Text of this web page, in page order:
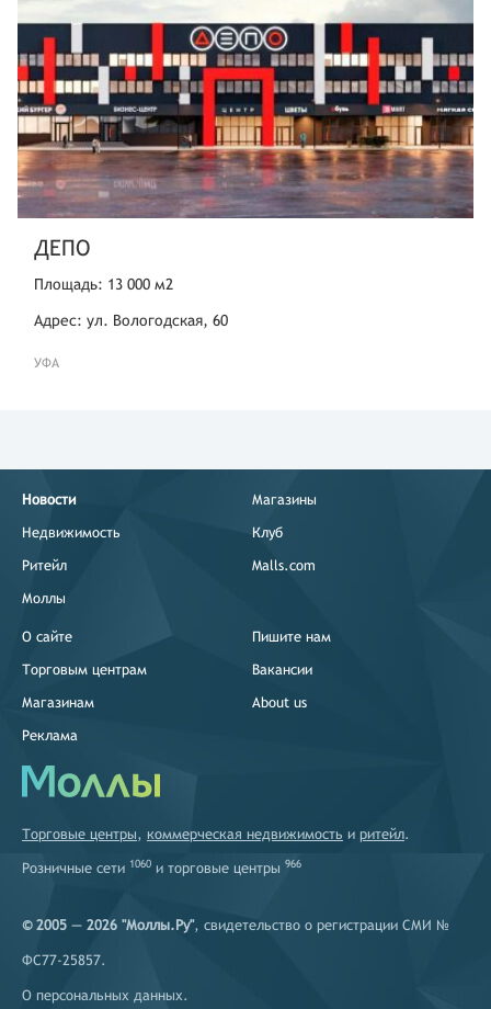
ДЕПО
Площадь: 13 000 м2
Адрес: ул. Вологодская, 60
УФА
Новости
Недвижимость
Ритейл
Моллы
Магазины
Клуб
Malls.com
О сайте
Торговым центрам
Магазинам
Реклама
Пишите нам
Вакансии
About us
Торговые центры, коммерческая недвижимость и ритейл.
Розничные сети 1060 и торговые центры 966
© 2005 — 2026 "Моллы.Ру", свидетельство о регистрации СМИ №
ФС77-25857.
О персональных данных.